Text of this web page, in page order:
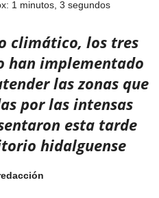
1 minutos, 3 segundos
climático, los tres
han implementado
las zonas que
por las intensas
esta tarde
hidalguense